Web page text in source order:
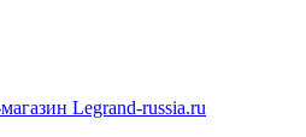
Legrand-russia.ru